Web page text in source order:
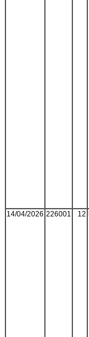
14/04/2026 226001 12